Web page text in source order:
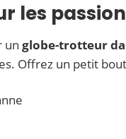
les
un globe-trotteur
Offrez un petit